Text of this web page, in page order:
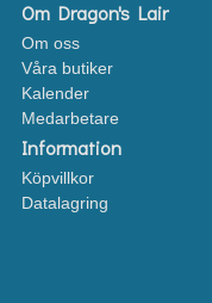
Om Dragon's Lair
Om oss
Våra butiker
Kalender
Medarbetare
Information
Köpvillkor
Datalagring